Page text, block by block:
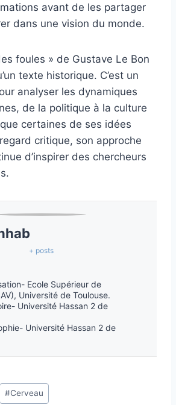
avant de les partager
dans une vision du monde.
foules » de Gustave Le Bon
texte historique. C’est un
analyser les dynamiques
de la politique à la culture
certaines de ses idées
critique, son approche
d’inspirer des chercheurs
+ posts
Ecole Supérieur de
Université de Toulouse.
Université Hassan 2 de
Université Hassan 2 de
#Cerveau